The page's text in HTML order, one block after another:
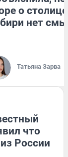
о столице
нет
Татьяна Зарва
что
России